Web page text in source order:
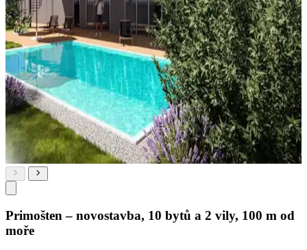
Primošten – novostavba, 10 bytů a 2 vily, 100 m od
moře